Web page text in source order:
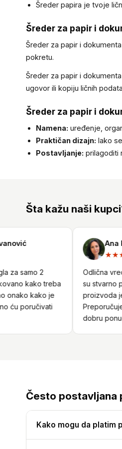
Šreder papira je tvoje
Šreder za papir i
Šreder za papir i
pokretu.
Šreder za papir i
ugovor ili kopiju ličnih
Šreder za papir i
Namena: uređenje,
Praktičan dizajn: lako
Postavljanje: prilagoditi
Šta kažu naši
za samo 2
kako treba
kako je
ću poručivati
Ana
Odlična
su stvarno
proizvoda je
dobru
Često postavljana
Kako mogu da platim